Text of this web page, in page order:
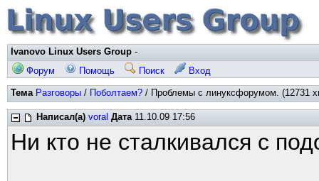
Ivanovo Linux Users Group -
Форум
Помощь Поиск Вход
Тема Разговоры / Поболтаем? / Проблемы с линуксфорумом. (12731
Написал(а) voral Дата11.10.09 17:56
Ни кто не сталкивался с